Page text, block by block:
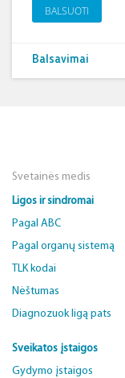
BALSUOTI
Balsavimai
Svetainės medis
Ligos ir sindromai
Pagal ABC
Pagal organų sistemą
TLK kodai
Nėštumas
Diagnozuok ligą pats
Sveikatos įstaigos
Gydymo įstaigos